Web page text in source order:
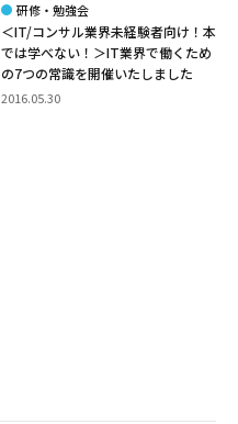
研修・勉強会
＜IT/コンサル業界未経験者向け！本
では学べない！＞IT業界で働くため
の7つの常識を開催いたしました
2016.05.30